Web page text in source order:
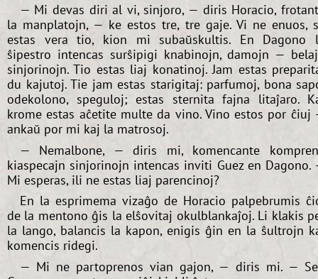
— Mi devas diri al vi, sinjoro, — diris Horacio,
la manplatojn, — ke estos tre, tre gaje. Vi ne enuos,
estas vera tio, kion mi subaŭskultis. En Dagono
ŝipestro intencas surŝipigi knabinojn, damojn —
sinjorinojn. Tio estas liaj konatinoj. Jam estas
du kajutoj. Tie jam estas starigitaj: parfumoj, bona
odekolono, speguloj; estas sternita fajna litaĵaro.
krome estas aĉetite multe da vino. Vino estos por ĉiuj
ankaŭ por mi kaj la matrosoj.
— Nemalbone, — diris mi, komencante
kiaspecajn sinjorinojn intencas inviti Guez en Dagono.
Mi esperas, ili ne estas liaj parencinoj?
En la esprimema vizaĝo de Horacio palpebrumis
de la mentono ĝis la elŝovitaj okulblankaĵoj. Li klakis
la lango, balancis la kapon, enigis ĝin en la ŝultrojn
komencis ridegi.
— Mi ne partoprenos vian gajon, — diris mi. —